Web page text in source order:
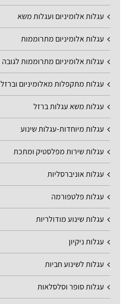
עגלות אלומיניום ועגלות משא
עגלות אלומיניום מתרוממות
עגלות אלומיניום מתרוממות לגובה
עגלות מתקפלות מאלומיניום וברזל
עגלות משא עגלות ברזל
עגלות מיוחדות-עגלות שינוע
עגלות שירות מפלסטיק ומתכת
עגלות אוניברסליות
עגלות פלטפורמה
עגלות שינוע מודולריות
עגלות ניקיון
עגלות לשינוע חביות
עגלות סופר וסלסלאות